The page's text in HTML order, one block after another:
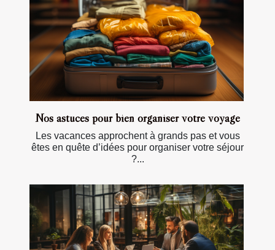
Nos astuces pour bien organiser votre voyage
Les vacances approchent à grands pas et vous
êtes en quête d’idées pour organiser votre séjour
?...